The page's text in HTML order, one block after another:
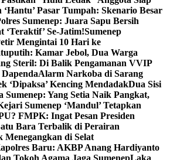
Pasar Tumpah: Skenario Besar
Sumenep: Juara Sapu Bersih
Se-Jatim!Sumenep
Mengintai 10 Hari ke
Kamar Jebol, Dua Warga
Steril: Di Balik Pengamanan VVIP
Alarm Narkoba di Sarang
‘Dipaksa’ Kencing MendadakDua Sisi
Yang Setia Naik Pangkat,
Sumenep ‘Mandul’ Tetapkan
FMPK: Ingat Pesan Presiden
Bara Terbalik di Perairan
di Selat
Baru: AKBP Anang Hardiyanto